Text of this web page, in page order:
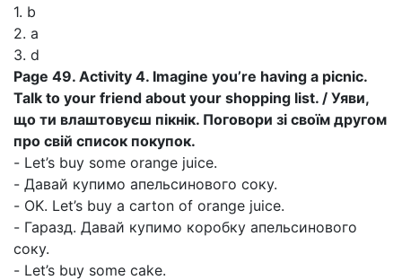
1. b
2. a
3. d
Page 49. Activity 4. Imagine you’re having a picnic.
Talk to your friend about your shopping list. / Уяви,
що ти влаштовуєш пікнік. Поговори зі своїм другом
про свій список покупок.
- Let’s buy some orange juice.
- Давай купимо апельсинового соку.
- OK. Let’s buy a carton of orange juice.
- Гаразд. Давай купимо коробку апельсинового
соку.
- Let’s buy some cake.